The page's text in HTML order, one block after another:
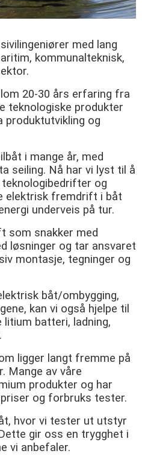
med lang
kommunalteknisk,
20-30 års erfaring fra
teknologiske produkter
produktutvikling og
i mange år, med
seiling. Nå har vi lyst til å
og
elektrisk fremdrift i båt
underveis på tur.
som snakker med
løsninger og tar ansvaret
montasje, tegninger og
båt/ombygging,
kan vi også hjelpe til
batteri, ladning,
ligger langt fremme på
Mange av våre
produkter og har
og forbruks tester.
hvor vi tester ut utstyr
gir oss en trygghet i
vi anbefaler.